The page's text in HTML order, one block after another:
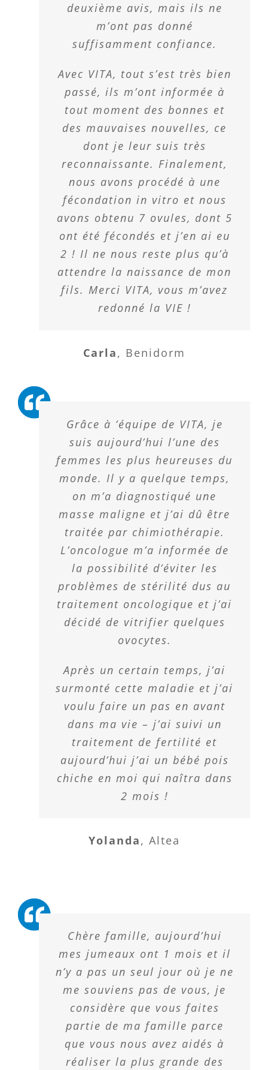
deuxième avis, mais ils ne
m’ont pas donné
suffisamment confiance.
Avec VITA, tout s’est très bien
passé, ils m’ont informée à
tout moment des bonnes et
des mauvaises nouvelles, ce
dont je leur suis très
reconnaissante. Finalement,
nous avons procédé à une
fécondation in vitro et nous
avons obtenu 7 ovules, dont 5
ont été fécondés et j’en ai eu
2 ! Il ne nous reste plus qu’à
attendre la naissance de mon
fils. Merci VITA, vous m’avez
redonné la VIE !
Carla, Benidorm
Grâce à ‘équipe de VITA, je
suis aujourd’hui l’une des
femmes les plus heureuses du
monde. Il y a quelque temps,
on m’a diagnostiqué une
masse maligne et j’ai dû être
traitée par chimiothérapie.
L’oncologue m’a informée de
la possibilité d’éviter les
problèmes de stérilité dus au
traitement oncologique et j’ai
décidé de vitrifier quelques
ovocytes.
Après un certain temps, j’ai
surmonté cette maladie et j’ai
voulu faire un pas en avant
dans ma vie – j’ai suivi un
traitement de fertilité et
aujourd’hui j’ai un bébé pois
chiche en moi qui naîtra dans
2 mois !
Yolanda, Altea
Chère famille, aujourd’hui
mes jumeaux ont 1 mois et il
n’y a pas un seul jour où je ne
me souviens pas de vous, je
considère que vous faites
partie de ma famille parce
que vous nous avez aidés à
réaliser la plus grande des